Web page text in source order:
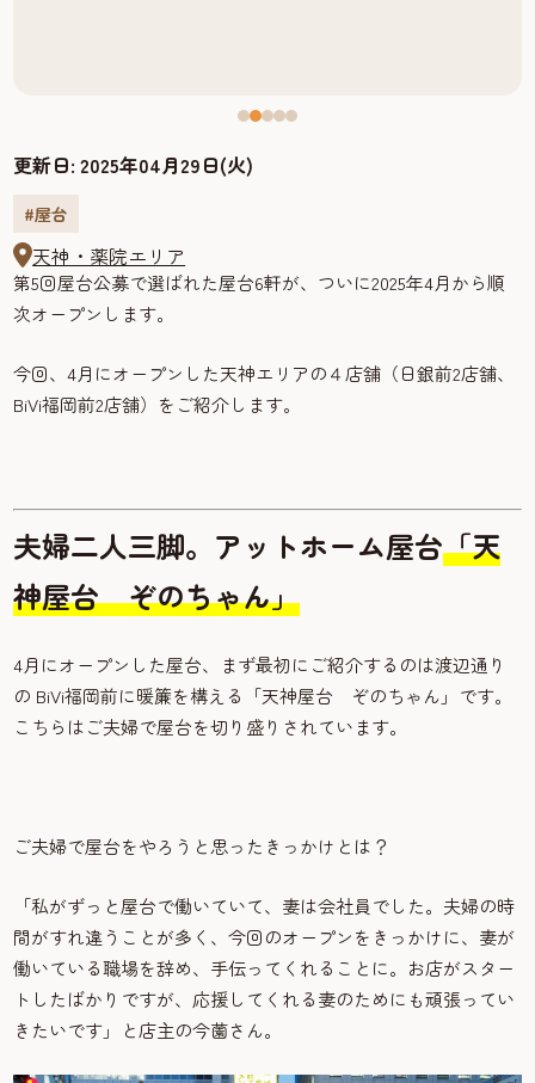
更新日:2025年04月29日(火)
#屋台
天神・薬院エリア
第5回屋台公募で選ばれた屋台6軒が、ついに2025年4月から順
次オープンします。
今回、4月にオープンした天神エリアの４店舗（日銀前2店舗、
BiVi福岡前2店舗）をご紹介します。
夫婦二人三脚。アットホーム屋台「天
神屋台 ぞのちゃん」
4月にオープンした屋台、まず最初にご紹介するのは渡辺通り
の BiVi福岡前に暖簾を構える「天神屋台 ぞのちゃん」です。
こちらはご夫婦で屋台を切り盛りされています。
ご夫婦で屋台をやろうと思ったきっかけとは？
「私がずっと屋台で働いていて、妻は会社員でした。夫婦の時
間がすれ違うことが多く、今回のオープンをきっかけに、妻が
働いている職場を辞め、手伝ってくれることに。お店がスター
トしたばかりですが、応援してくれる妻のためにも頑張ってい
きたいです」と店主の今薗さん。